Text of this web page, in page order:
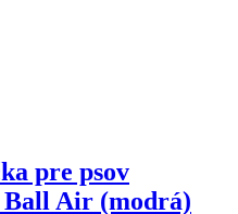
pre psov
Ball Air (modrá)